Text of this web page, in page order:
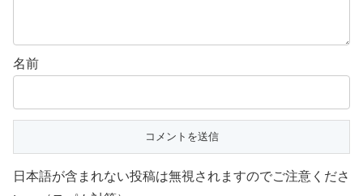
名前
日本語が含まれない投稿は無視されますのでご注意くださ